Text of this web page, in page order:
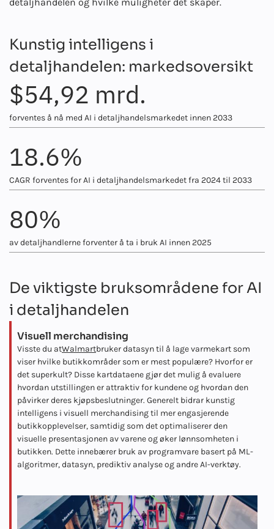
Kunstig intelligens i
detaljhandelen: markedsoversikt
$54,92 mrd.
forventes å nå med AI i detaljhandelsmarkedet innen 2033
18.6%
CAGR forventes for AI i detaljhandelsmarkedet fra 2024 til 2033
80%
av detaljhandlerne forventer å ta i bruk AI innen 2025
De viktigste bruksområdene for AI
i detaljhandelen
Visuell merchandising
Visste du atWalmartbruker datasyn til å lage varmekart som
viser hvilke butikkområder som er mest populære? Hvorfor er
det superkult? Disse kartdataene gjør det mulig å evaluere
hvordan utstillingen er attraktiv for kundene og hvordan den
påvirker deres kjøpsbeslutninger. Generelt bidrar kunstig
intelligens i visuell merchandising til mer engasjerende
butikkopplevelser, samtidig som det optimaliserer den
visuelle presentasjonen av varene og øker lønnsomheten i
butikken. Dette innebærer bruk av programvare basert på ML-
algoritmer, datasyn, prediktiv analyse og andre AI-verktøy.